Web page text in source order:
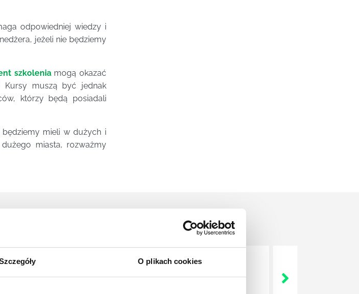
O plikach cookies
odpowiedniej wiedzy i
jeżeli nie będziemy
szkoleniamogą okazać
Kursy muszą być jednak
którzy będą posiadali
mieli w dużych i
miasta, rozważmy
mających na celu zrealizowanie wszystkich związanych z
specjalnych zespołów projektowych, a ich praca stanowi